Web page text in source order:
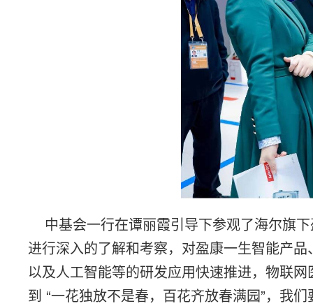
中基会一行在谭丽霞引导下参观了海尔旗
进行深入的了解和考察，对盈康一生智能产
以及人工智能等的研发应用快速推进，物联
到 “一花独放不是春，百花齐放春满园”，我